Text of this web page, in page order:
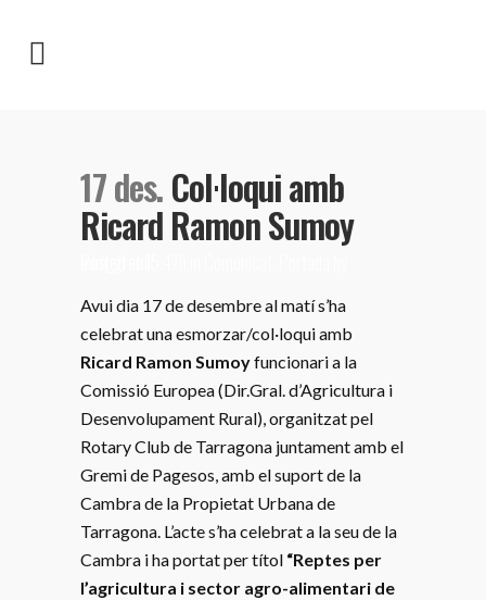
17 des.Col·loqui amb
Ricard Ramon Sumoy
Avui dia 17 de desembre al matí s’ha
celebrat una esmorzar/col·loqui amb
Ricard Ramon Sumoyfuncionari a la
Comissió Europea (Dir.Gral. d’Agricultura i
Desenvolupament Rural), organitzat pel
Rotary Club de Tarragona juntament amb el
Gremi de Pagesos, amb el suport de la
Cambra de la Propietat Urbana de
Tarragona. L’acte s’ha celebrat a la seu de la
Cambra i ha portat per títol “Reptes per
l’agricultura i sector agro-alimentari de